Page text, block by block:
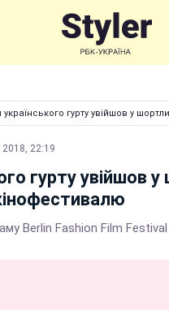
українського гурту увійшов у
22:19
гурту увійшов
Berlin Fashion Film Festival